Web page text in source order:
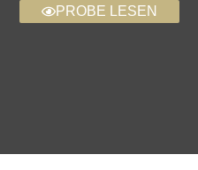
PROBE LESEN